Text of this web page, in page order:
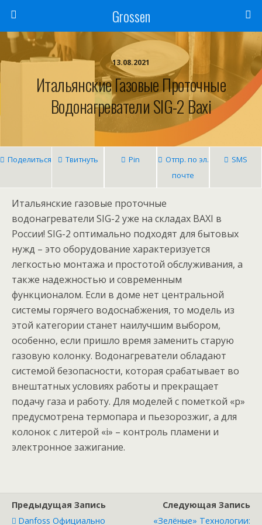
Grossen
13.08.2021
Итальянские Газовые Проточные
Водонагреватели SIG-2 Baxi
Поделиться Твитнуть Pin
Отпр. по эл.
почте
SMS
Итальянские газовые проточные
водонагреватели SIG-2 уже на складах BAXI в
России! SIG-2 оптимально подходят для бытовых
нужд – это оборудование характеризуется
легкостью монтажа и простотой обслуживания, а
также надежностью и современным
функционалом. Если в доме нет центральной
системы горячего водоснабжения, то модель из
этой категории станет наилучшим выбором,
особенно, если пришло время заменить старую
газовую колонку. Водонагреватели обладают
системой безопасности, которая срабатывает во
внештатных условиях работы и прекращает
подачу газа и работу. Для моделей с пометкой «p»
предусмотрена термопара и пьезорозжиг, а для
колонок с литерой «i» – контроль пламени и
электронное зажигание.
Предыдущая Запись
Danfoss Официально
Следующая Запись
«Зелёные» Технологии: